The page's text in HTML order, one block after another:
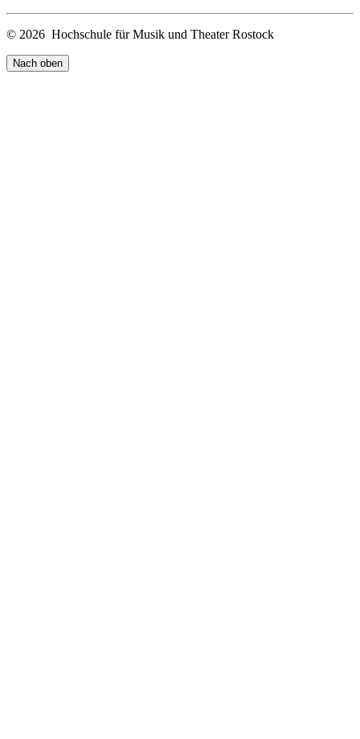
© 2026 Hochschule für Musik und Theater Rostock
Nach oben